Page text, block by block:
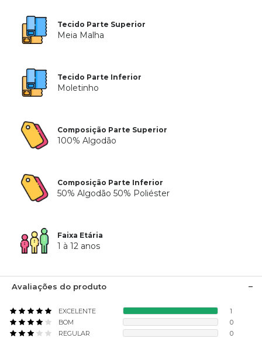
Tecido Parte Superior
Meia Malha
Tecido Parte Inferior
Moletinho
Composição Parte Superior
100% Algodão
Composição Parte Inferior
50% Algodão 50% Poliéster
Faixa Etária
1 à 12 anos
Avaliações do produto
EXCELENTE
1
BOM
0
REGULAR
0